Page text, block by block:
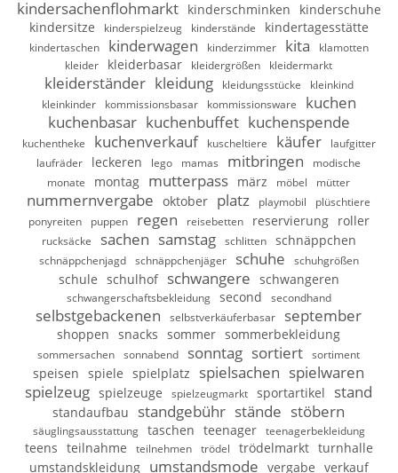
kindersachenflohmarkt kinderschminken
kinderschuhe
kindersitze
kinderspielzeug kinderstände kindertagesstätte
kindertaschen kinderwagen kinderzimmer kita
klamotten
kleider
kleiderbasar kleidergrößen kleidermarkt
kleiderständer kleidung kleidungsstücke
kleinkind
kleinkinder
kommissionsbasar kommissionsware
kuchen
kuchenbasar kuchenbuffet kuchenspende
kuchentheke kuchenverkauf kuscheltiere käufer
laufgitter
laufräder
leckeren lego mamas mitbringen
modische
monate
montag mutterpass märz möbel mütter
nummernvergabe oktober platz playmobil
plüschtiere
ponyreiten
puppen regen reisebetten reservierung roller
rucksäcke sachen samstag schlitten schnäppchen
schnäppchenjagd schnäppchenjäger schuhe schuhgrößen
schule schulhof schwangere schwangeren
schwangerschaftsbekleidung second secondhand
selbstgebackenen selbstverkäuferbasar september
shoppen snacks sommer sommerbekleidung
sommersachen sonnabend sonntag sortiert sortiment
speisen spiele spielplatz spielsachen spielwaren
spielzeug spielzeuge spielzeugmarkt sportartikel stand
standaufbau standgebühr stände stöbern
säuglingsausstattung taschen teenager teenagerbekleidung
teens teilnahme teilnehmen trödel trödelmarkt turnhalle
umstandskleidung umstandsmode vergabe verkauf